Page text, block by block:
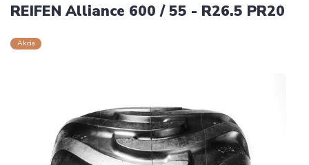
REIFEN Alliance 600 / 55 - R26.5 PR20
Akcia